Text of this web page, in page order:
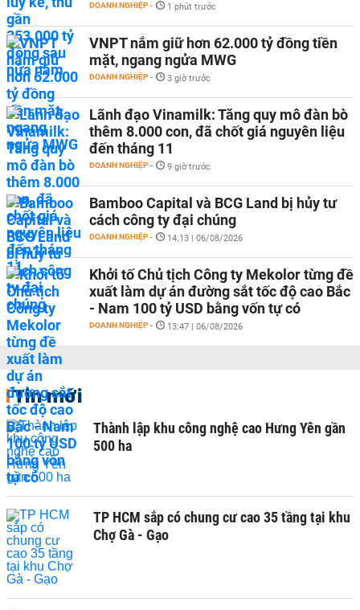
DOANH NGHIỆP - 1 phút trước
VNPT nắm giữ hơn 62.000 tỷ đồng tiền
mặt, ngang ngửa MWG
DOANH NGHIỆP - 3 giờ trước
Lãnh đạo Vinamilk: Tăng quy mô đàn bò
thêm 8.000 con, đã chốt giá nguyên liệu
đến tháng 11
DOANH NGHIỆP - 9 giờ trước
Bamboo Capital và BCG Land bị hủy tư
cách công ty đại chúng
DOANH NGHIỆP - 14:13 | 06/08/2026
Khởi tố Chủ tịch Công ty Mekolor từng đề
xuất làm dự án đường sắt tốc độ cao Bắc
- Nam 100 tỷ USD bằng vốn tự có
DOANH NGHIỆP - 13:47 | 06/08/2026
Tin mới
Thành lập khu công nghệ cao Hưng Yên gần
500 ha
TP HCM sắp có chung cư cao 35 tầng tại khu
Chợ Gà - Gạo